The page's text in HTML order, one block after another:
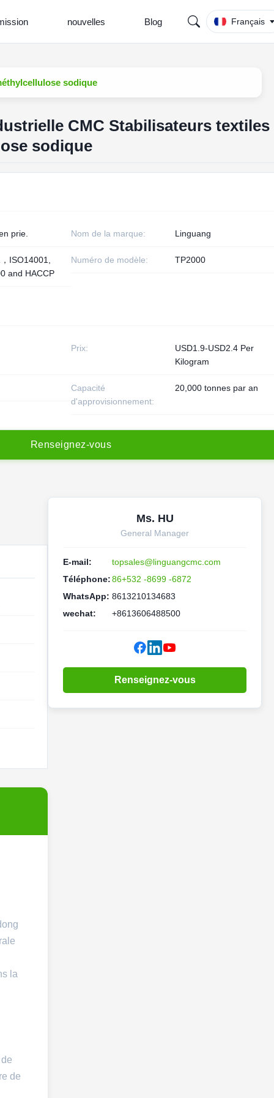
nouvelles Blog Français
sodique
CMC Stabilisateurs textiles
sodique
prie. Nom de la marque: Linguang
ISO14001,
and HACCP
Numéro de modèle: TP2000
Prix:
USD1.9-USD2.4 Per
Kilogram
Capacité
d'approvisionnement:
20,000 tonnes par an
Renseignez-vous
la
de
Ms. HU
General Manager
E-mail:
topsales@linguangcmc.com
Téléphone:86+532 -8699 -6872
WhatsApp: 8613210134683
wechat:
+8613606488500
Renseignez-vous